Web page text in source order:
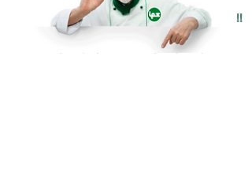
Modulo prenotazione inviato con successo !!
Si ringrazia per la gentile collaborazione
ISTITUTO PREALPI SARONNO